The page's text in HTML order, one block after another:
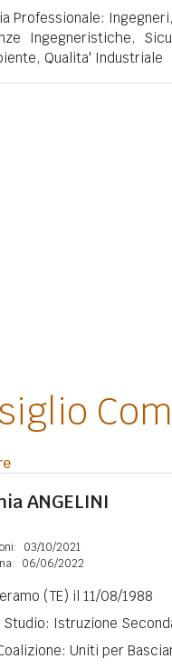
Professionale:
Ingegneristiche,
Qualita' Industriale
ANGELINI
03/10/2021
06/06/2022
(TE) il 11/08/1988
Istruzione
Uniti per